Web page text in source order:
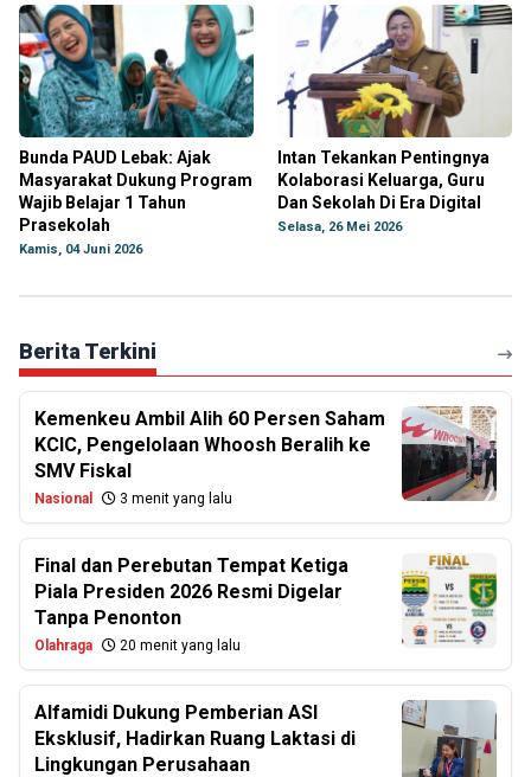
Bunda PAUD Lebak: Ajak
Masyarakat Dukung Program
Wajib Belajar 1 Tahun
Prasekolah
Kamis, 04 Juni 2026
Intan Tekankan Pentingnya
Kolaborasi Keluarga, Guru
Dan Sekolah Di Era Digital
Selasa, 26 Mei 2026
Berita Terkini
Kemenkeu Ambil Alih 60 Persen Saham
KCIC, Pengelolaan Whoosh Beralih ke
SMV Fiskal
Nasional 3 menit yang lalu
Final dan Perebutan Tempat Ketiga
Piala Presiden 2026 Resmi Digelar
Tanpa Penonton
Olahraga 20 menit yang lalu
Alfamidi Dukung Pemberian ASI
Eksklusif, Hadirkan Ruang Laktasi di
Lingkungan Perusahaan